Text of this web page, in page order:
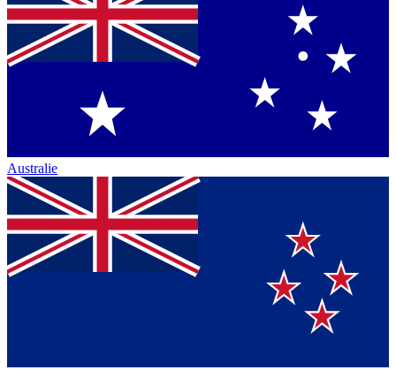
Australie